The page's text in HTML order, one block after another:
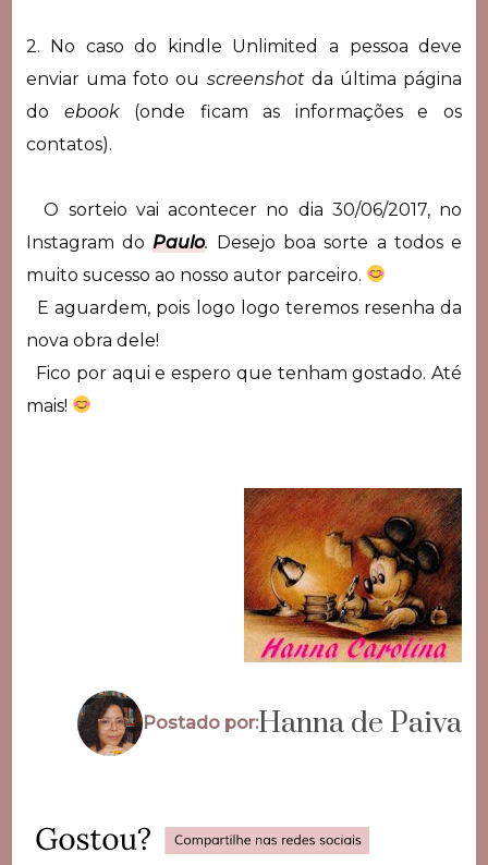
2. No caso do kindle Unlimited a pessoa deve
enviar uma foto ou screenshotda última página
do ebook (onde ficam as informações e os
contatos).
O sorteio vai acontecer no dia 30/06/2017, no
Instagram doPaulo. Desejo boa sorte a todos e
muito sucesso ao nosso autor parceiro.
E aguardem, pois logo logo teremos resenha da
nova obra dele!
Fico por aqui e espero que tenham gostado. Até
mais!
Postado por:Hanna de Paiva